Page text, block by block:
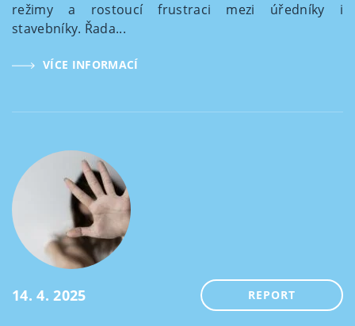
režimy a rostoucí frustraci mezi úředníky i
stavebníky. Řada...
VÍCE INFORMACÍ
14. 4. 2025 REPORT